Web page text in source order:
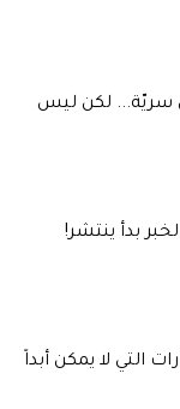
سريّة... لكن ليس
بدأ ينتشر!
التي لا يمكن أبداً